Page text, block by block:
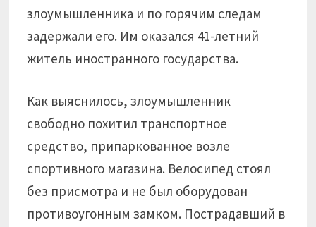
злоумышленника и по горячим следам
задержали его. Им оказался 41-летний
житель иностранного государства.
Как выяснилось, злоумышленник
свободно похитил транспортное
средство, припаркованное возле
спортивного магазина. Велосипед стоял
без присмотра и не был оборудован
противоугонным замком. Пострадавший в